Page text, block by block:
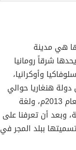
هي مدينة
شرقاً رومانيا
وأوكرانيا،
هنغاريا حوالي
9,893,899 مليون نسمة حسب الإحصائيات لعام 2013م، ولغة
وبعد أن تعرفنا على
ببلد المجر في